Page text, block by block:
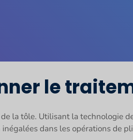
le
la tôle. Utilisant la technologie
dans les opérations de